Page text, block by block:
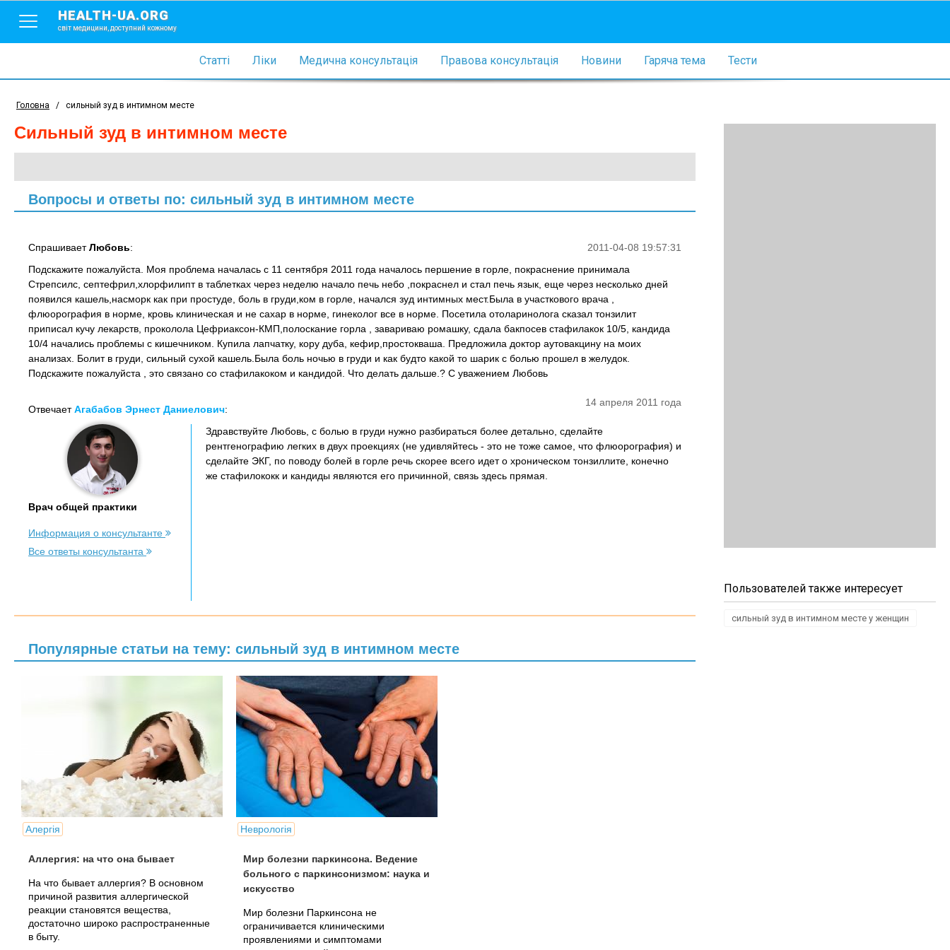
HEALTH-UA.ORG
світ медицини, доступний кожному
Статті Ліки Медична консультація Правова консультація Новини Гаряча тема Тести
Головна / сильный зуд в интимном месте
сильный зуд в интимном месте
Вопросы и ответы по: сильный зуд в интимном месте
2011-04-08 19:57:31
СпрашиваетЛюбовь:
Подскажите пожалуйста. Моя проблема началась с 11 сентября 2011 года началось першение в горле, покраснение принимала
Стрепсилс, септефрил,хлорфилипт в таблетках через неделю начало печь небо ,покраснел и стал печь язык, еще через несколько дней
появился кашель,насморк как при простуде, боль в груди,ком в горле, начался зуд интимных мест.Была в участкового врача ,
флюорография в норме, кровь клиническая и не сахар в норме, гинеколог все в норме. Посетила отоларинолога сказал тонзилит
приписал кучу лекарств, проколола Цефриаксон-КМП,полоскание горла , завариваю ромашку, сдала бакпосев стафилакок 10/5, кандида
10/4 начались проблемы с кишечником. Купила лапчатку, кору дуба, кефир,простокваша. Предложила доктор аутовакцину на моих
анализах. Болит в груди, сильный сухой кашель.Была боль ночью в груди и как будто какой то шарик с болью прошел в желудок.
Подскажите пожалуйста , это связано со стафилакоком и кандидой. Что делать дальше.? С уважением Любовь
14 апреля 2011 года
ОтвечаетАгабабов Эрнест Даниелович:
Врач общей практики
Информация о консультанте
Все ответы консультанта
Здравствуйте Любовь, с болью в груди нужно разбираться более детально, сделайте
рентгенографию легких в двух проекциях (не удивляйтесь - это не тоже самое, что флюорография) и
сделайте ЭКГ, по поводу болей в горле речь скорее всего идет о хроническом тонзиллите, конечно
же стафилококк и кандиды являются его причинной, связь здесь прямая.
Популярные статьи на тему: сильный зуд в интимном месте
Алергія
Аллергия: на что она бывает
На что бывает аллергия? В основном
причиной развития аллергической
реакции становятся вещества,
достаточно широко распространенные
в быту.
Неврологія
Мир болезни паркинсона. Ведение
больного с паркинсонизмом: наука и
искусство
Мир болезни Паркинсона не
ограничивается клиническими
проявлениями и симптомами
Пользователей также интересует
сильный зуд в интимном месте у женщин